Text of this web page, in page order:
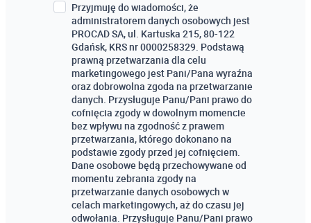
Przyjmuję do wiadomości, że
administratorem danych osobowych jest
PROCAD SA, ul. Kartuska 215, 80-122
Gdańsk, KRS nr 0000258329. Podstawą
prawną przetwarzania dla celu
marketingowego jest Pani/Pana wyraźna
oraz dobrowolna zgoda na przetwarzanie
danych. Przysługuje Panu/Pani prawo do
cofnięcia zgody w dowolnym momencie
bez wpływu na zgodność z prawem
przetwarzania, którego dokonano na
podstawie zgody przed jej cofnięciem.
Dane osobowe będą przechowywane od
momentu zebrania zgody na
przetwarzanie danych osobowych w
celach marketingowych, aż do czasu jej
odwołania. Przysługuje Panu/Pani prawo